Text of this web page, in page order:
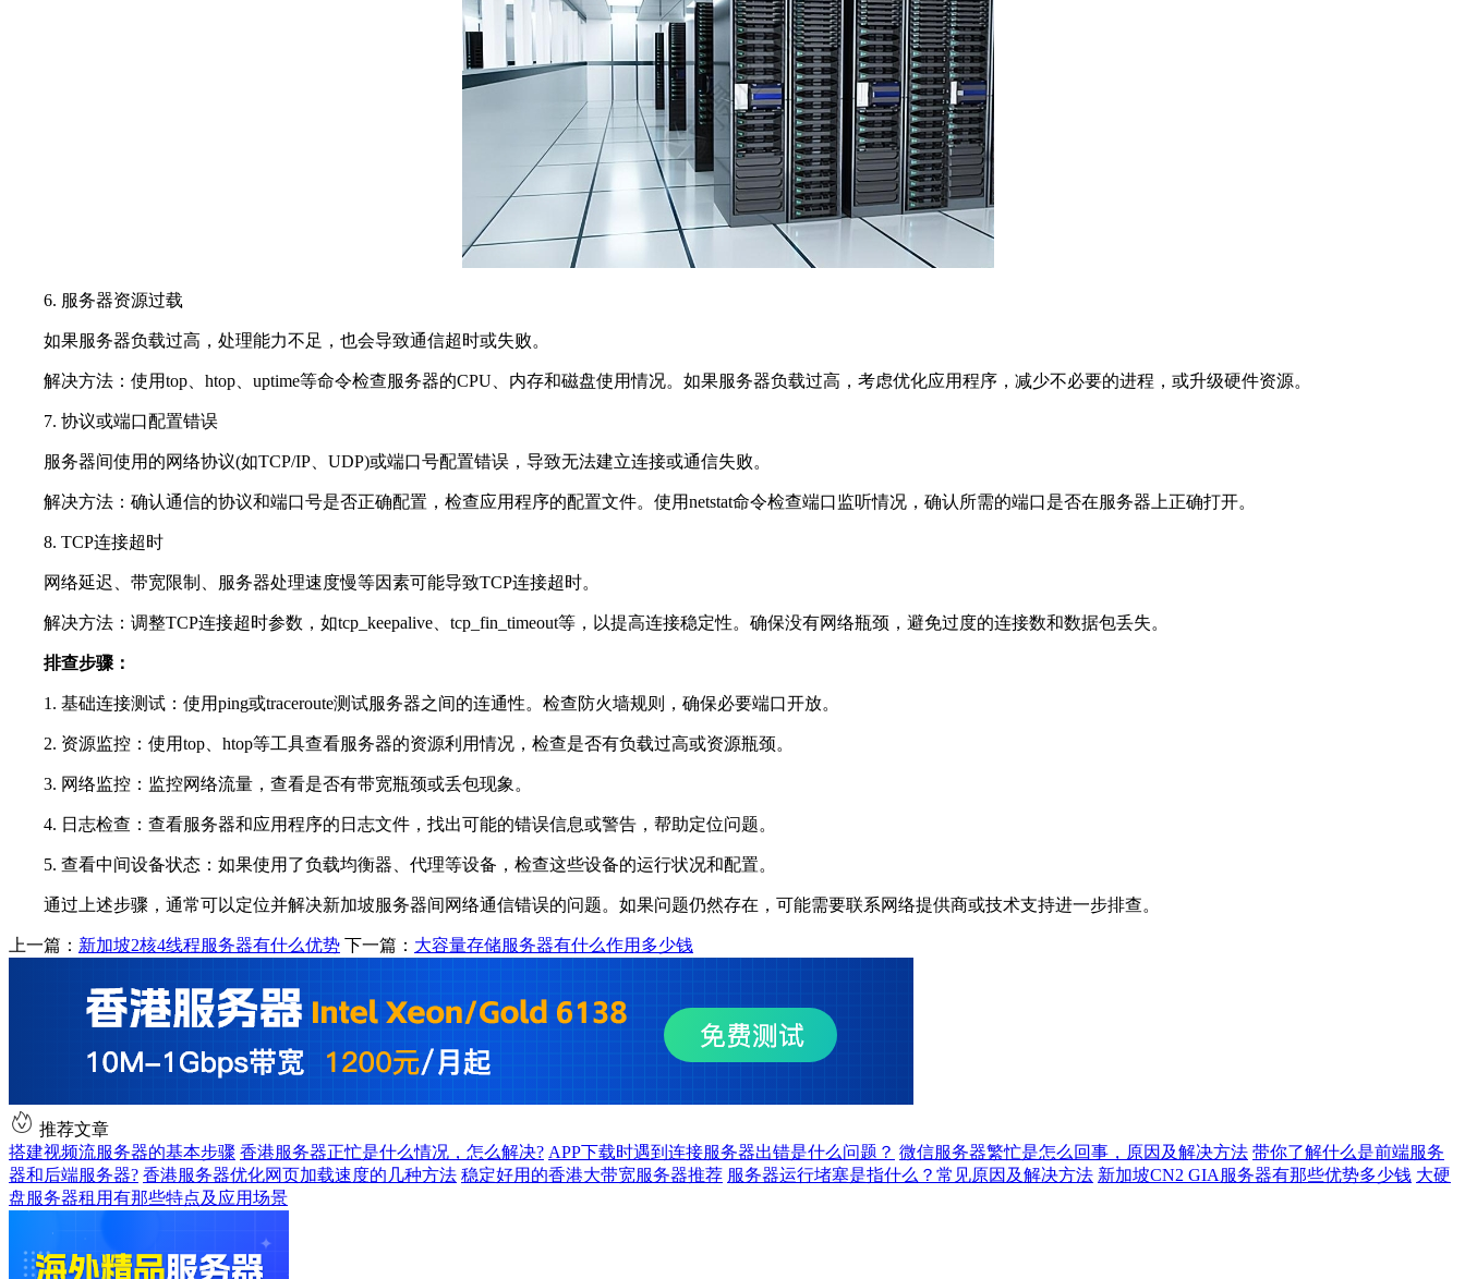
6. 服务器资源过载
如果服务器负载过高，处理能力不足，也会导致通信超时或失败。
解决方法：使用top、htop、uptime等命令检查服务器的CPU、内存和磁盘使用情况。如果服务器负载过高，考虑优化应用程序，减少不必要的进程，或升级硬件资源。
7. 协议或端口配置错误
服务器间使用的网络协议(如TCP/IP、UDP)或端口号配置错误，导致无法建立连接或通信失败。
解决方法：确认通信的协议和端口号是否正确配置，检查应用程序的配置文件。使用netstat命令检查端口监听情况，确认所需的端口是否在服务器上正确打开。
8. TCP连接超时
网络延迟、带宽限制、服务器处理速度慢等因素可能导致TCP连接超时。
解决方法：调整TCP连接超时参数，如tcp_keepalive、tcp_fin_timeout等，以提高连接稳定性。确保没有网络瓶颈，避免过度的连接数和数据包丢失。
排查步骤：
1. 基础连接测试：使用ping或traceroute测试服务器之间的连通性。检查防火墙规则，确保必要端口开放。
2. 资源监控：使用top、htop等工具查看服务器的资源利用情况，检查是否有负载过高或资源瓶颈。
3. 网络监控：监控网络流量，查看是否有带宽瓶颈或丢包现象。
4. 日志检查：查看服务器和应用程序的日志文件，找出可能的错误信息或警告，帮助定位问题。
5. 查看中间设备状态：如果使用了负载均衡器、代理等设备，检查这些设备的运行状况和配置。
通过上述步骤，通常可以定位并解决新加坡服务器间网络通信错误的问题。如果问题仍然存在，可能需要联系网络提供商或技术支持进一步排查。
上一篇： 新加坡2核4线程服务器有什么优势 下一篇： 大容量存储服务器有什么作用多少钱
推荐文章
搭建视频流服务器的基本步骤 香港服务器正忙是什么情况，怎么解决? APP下载时遇到连接服务器出错是什么问题？ 微信服务器繁忙是怎么回事，原因及解决方法 带你了解什么是前端服务
器和后端服务器? 香港服务器优化网页加载速度的几种方法 稳定好用的香港大带宽服务器推荐 服务器运行堵塞是指什么？常见原因及解决方法 新加坡CN2 GIA服务器有那些优势多少钱 大硬
盘服务器租用有那些特点及应用场景